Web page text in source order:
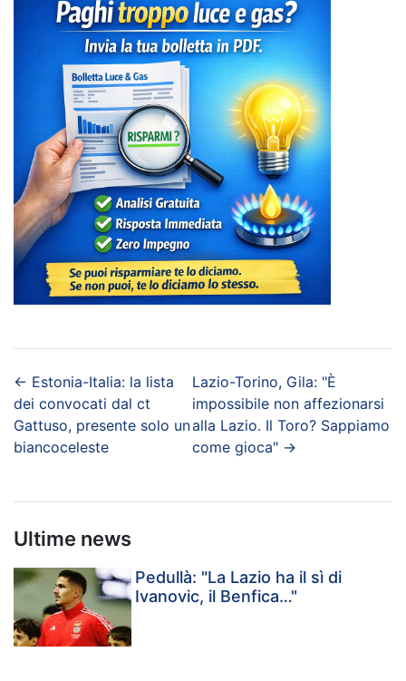
← Estonia-Italia: la lista
dei convocati dal ct
Gattuso, presente solo un
biancoceleste
Lazio-Torino, Gila: "È
impossibile non affezionarsi
alla Lazio. Il Toro? Sappiamo
come gioca" →
Ultime news
Pedullà: "La Lazio ha il sì di
Ivanovic, il Benfica…"